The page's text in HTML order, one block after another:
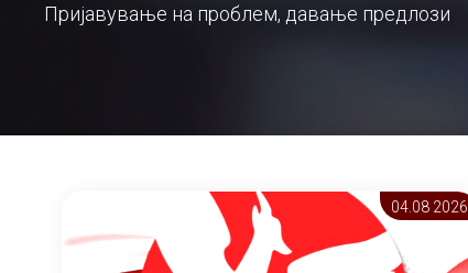
Пријавување на проблем, давање предлози
04.08 2026